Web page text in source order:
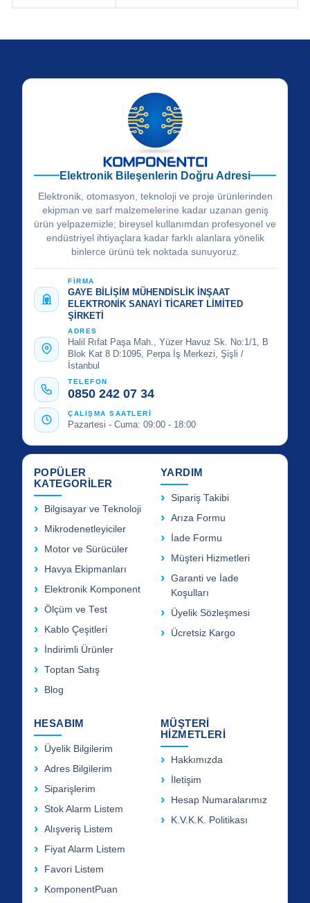
Elektronik Bileşenlerin Doğru Adresi
Elektronik, otomasyon, teknoloji ve proje ürünlerinden
ekipman ve sarf malzemelerine kadar uzanan geniş
ürün yelpazemizle; bireysel kullanımdan profesyonel ve
endüstriyel ihtiyaçlara kadar farklı alanlara yönelik
binlerce ürünü tek noktada sunuyoruz.
FİRMA
GAYE BİLİŞİM MÜHENDİSLİK İNŞAAT
ELEKTRONİK SANAYİ TİCARET LİMİTED
ŞİRKETİ
ADRES
Halil Rıfat Paşa Mah., Yüzer Havuz Sk. No:1/1, B
Blok Kat 8 D:1095, Perpa İş Merkezi, Şişli /
İstanbul
TELEFON
0850 242 07 34
ÇALIŞMA SAATLERİ
Pazartesi - Cuma: 09:00 - 18:00
POPÜLER
KATEGORİLER
Bilgisayar ve Teknoloji
Mikrodenetleyiciler
Motor ve Sürücüler
Havya Ekipmanları
Elektronik Komponent
Ölçüm ve Test
Kablo Çeşitleri
İndirimli Ürünler
Toptan Satış
Blog
YARDIM
Sipariş Takibi
Arıza Formu
İade Formu
Müşteri Hizmetleri
Garanti ve İade
Koşulları
Üyelik Sözleşmesi
Ücretsiz Kargo
HESABIM
Üyelik Bilgilerim
Adres Bilgilerim
Siparişlerim
Stok Alarm Listem
Alışveriş Listem
Fiyat Alarm Listem
Favori Listem
KomponentPuan
MÜŞTERİ
HİZMETLERİ
Hakkımızda
İletişim
Hesap Numaralarımız
K.V.K.K. Politikası